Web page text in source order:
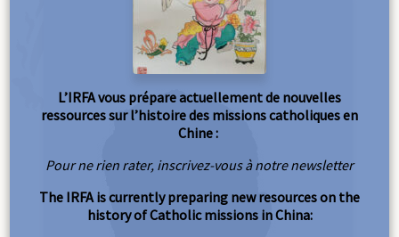
L’IRFA vous prépare actuellement de nouvelles
ressources sur l’histoire des missions catholiques en
Chine :
Pour ne rien rater, inscrivez-vous à notre newsletter
The IRFA is currently preparing new resources on the
history of Catholic missions in China: